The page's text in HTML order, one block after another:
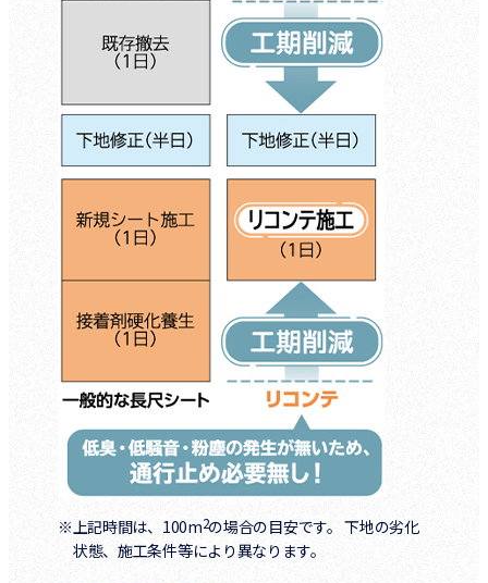
※上記時間は、100m2の場合の目安です。 下地の劣化
状態、施工条件等により異なります。